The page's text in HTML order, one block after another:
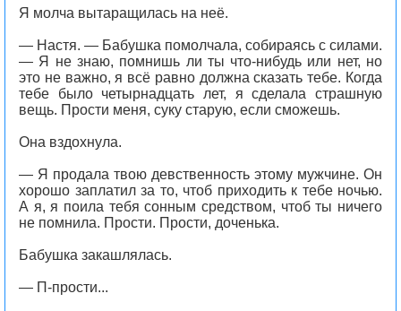
Я молча вытаращилась на неё.
— Настя. — Бабушка помолчала, собираясь с силами.
— Я не знаю, помнишь ли ты что-нибудь или нет, но
это не важно, я всё равно должна сказать тебе. Когда
тебе было четырнадцать лет, я сделала страшную
вещь. Прости меня, суку старую, если сможешь.
Она вздохнула.
— Я продала твою девственность этому мужчине. Он
хорошо заплатил за то, чтоб приходить к тебе ночью.
А я, я поила тебя сонным средством, чтоб ты ничего
не помнила. Прости. Прости, доченька.
Бабушка закашлялась.
— П-прости...